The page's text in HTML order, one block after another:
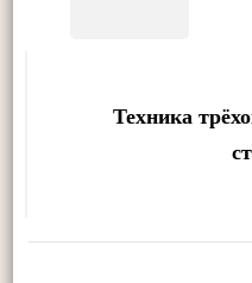
Техника